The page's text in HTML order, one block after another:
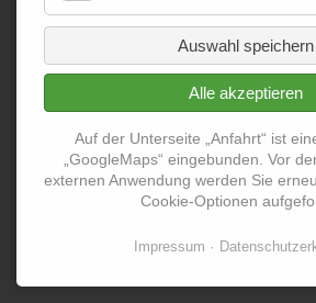
Auswahl speichern
Alle akzeptieren
Auf der Unterseite „Anfahrt“ ist
„GoogleMaps“ eingebunden. Vor
externen Anwendung werden Sie
Cookie-Optionen
Impressum